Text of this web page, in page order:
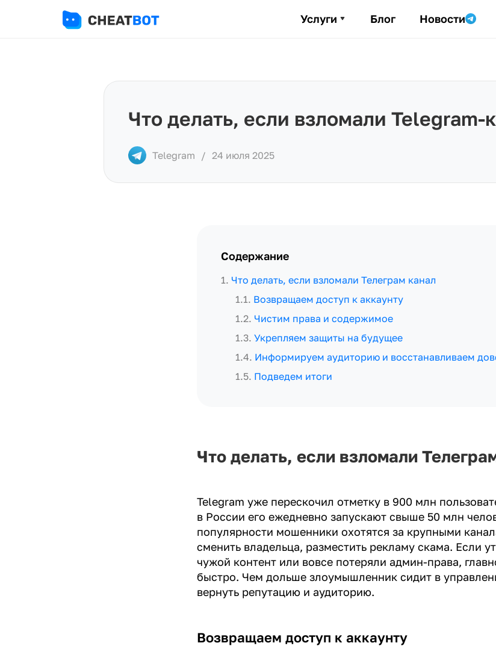
Услуги Блог Новости
Что делать, если взломали Telegram-
Telegram / 24 июля 2025
Содержание
1. Что делать, если взломали Телеграм канал
1.1. Возвращаем доступ к аккаунту
1.2. Чистим права и содержимое
1.3. Укрепляем защиты на будущее
1.4. Информируем аудиторию и восстанавливаем
1.5. Подведем итоги
Что делать, если взломали
Telegram уже перескочил отметку в 900 млн
в России его ежедневно запускают свыше 50 млн
популярности мошенники охотятся за крупными
сменить владельца, разместить рекламу скама. Если
чужой контент или вовсе потеряли админ-права,
быстро. Чем дольше злоумышленник сидит в
вернуть репутацию и аудиторию.
Возвращаем доступ к аккаунту